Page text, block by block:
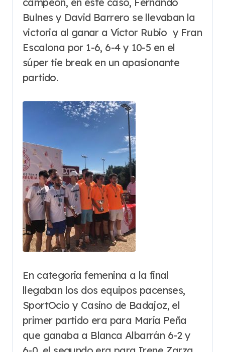
Bulnes y David Barrero se llevaban la
victoria al ganar a Víctor Rubio y Fran
Escalona por 1-6, 6-4 y 10-5 en el
súper tie break en un apasionante
partido.
En categoría femenina a la final
llegaban los dos equipos pacenses,
SportOcio y Casino de Badajoz, el
primer partido era para María Peña
que ganaba a Blanca Albarrán 6-2 y